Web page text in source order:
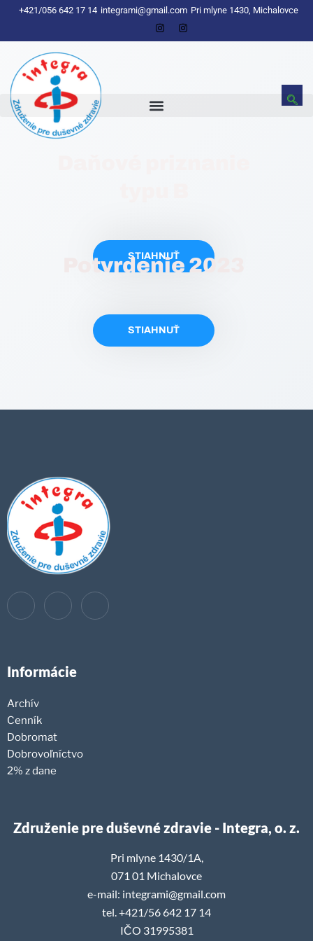
+421/056 642 17 14 integrami@gmail.com Pri mlyne 1430, Michalovce
STIAHNUŤ
Potvrdenie 2023
STIAHNUŤ
Informácie
Archív
Cenník
Dobromat
Dobrovoľníctvo
2% z dane
Združenie pre duševné zdravie - Integra, o. z.
Pri mlyne 1430/1A,
071 01 Michalovce
e-mail: integrami@gmail.com
tel. +421/56 642 17 14
IČO 31995381